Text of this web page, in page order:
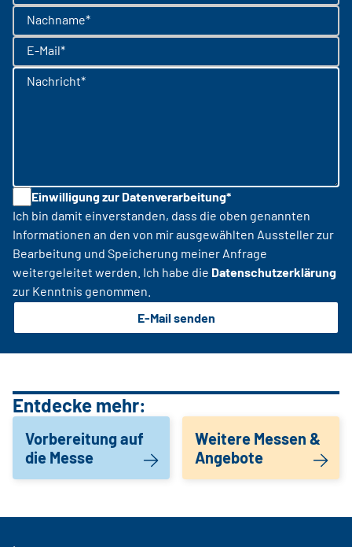
Nachname*
E-Mail*
Nachricht*
Einwilligung zur Datenverarbeitung*
Ich bin damit einverstanden, dass die oben genannten
Informationen an den von mir ausgewählten Aussteller zur
Bearbeitung und Speicherung meiner Anfrage
weitergeleitet werden. Ich habe die Datenschutzerklärung
zur Kenntnis genommen.
E-Mail senden
Entdecke mehr:
Vorbereitung auf
die Messe
Weitere Messen &
Angebote